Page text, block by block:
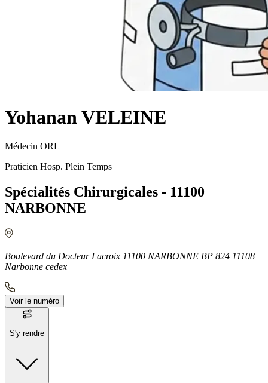
Yohanan VELEINE
Médecin ORL
Praticien Hosp. Plein Temps
Spécialités Chirurgicales - 11100
NARBONNE
Boulevard du Docteur Lacroix 11100 NARBONNE BP 824 11108
Narbonne cedex
Voir le numéro
S'y rendre